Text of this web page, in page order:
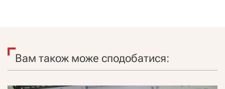
Вам також може сподобатися: